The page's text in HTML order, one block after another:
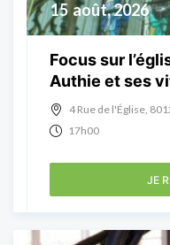
15 août, 2026
Focus sur
Authie et ses
4 Rue de l'Église,
17h00
JE